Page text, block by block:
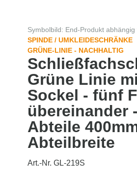
Symbolbild: End-Produkt
SPINDE / UMKLEIDESCHRÄNKE
GRÜNE-LINIE - NACHHALTIG
Grüne Linie
Sockel - fünf
übereinander
Abteile
Abteilbreite
Art.-Nr. GL-219S